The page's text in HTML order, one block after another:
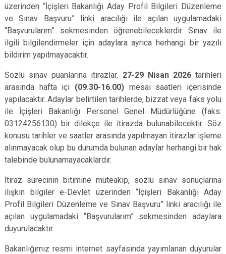
üzerinden “İçişleri Bakanlığı Aday Profil Bilgileri Düzenleme
ve Sınav Başvuru” linki aracılığı ile açılan uygulamadaki
“Başvurularım” sekmesinden öğrenebileceklerdir. Sınav ile
ilgili bilgilendirmeler için adaylara ayrıca herhangi bir yazılı
bildirim yapılmayacaktır.
Sözlü sınav puanlarına itirazlar, 27-29 Nisan 2026tarihleri
arasında hafta içi (09.30-16.00) mesai saatleri içerisinde
yapılacaktır. Adaylar belirtilen tarihlerde, bizzat veya faks yolu
ile İçişleri Bakanlığı Personel Genel Müdürlüğüne (faks:
03124256130) bir dilekçe ile itirazda bulunabilecektir. Söz
konusu tarihler ve saatler arasında yapılmayan itirazlar işleme
alınmayacak olup bu durumda bulunan adaylar herhangi bir hak
talebinde bulunamayacaklardır.
İtiraz sürecinin bitimine müteakip, sözlü sınav sonuçlarına
ilişkin bilgiler e-Devlet üzerinden “İçişleri Bakanlığı Aday
Profil Bilgileri Düzenleme ve Sınav Başvuru” linki aracılığı ile
açılan uygulamadaki “Başvurularım” sekmesinden adaylara
duyurulacaktır.
Bakanlığımız resmi internet sayfasında yayımlanan duyurular